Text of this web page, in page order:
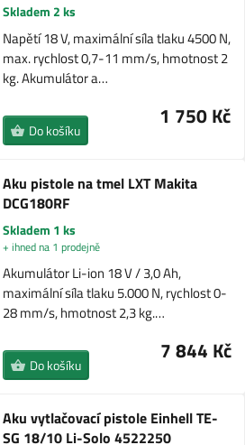
Skladem 2 ks
Napětí 18 V, maximální síla tlaku 4500 N,
max. rychlost 0,7-11 mm/s, hmotnost 2
kg. Akumulátor a…
1 750 Kč
Do košíku
Aku pistole na tmel LXT Makita
DCG180RF
Skladem 1 ks
+ ihned na 1 prodejně
Akumulátor Li-ion 18 V / 3,0 Ah,
maximální síla tlaku 5.000 N, rychlost 0-
28 mm/s, hmotnost 2,3 kg.…
7 844 Kč
Do košíku
Aku vytlačovací pistole Einhell TE-
SG 18/10 Li-Solo 4522250